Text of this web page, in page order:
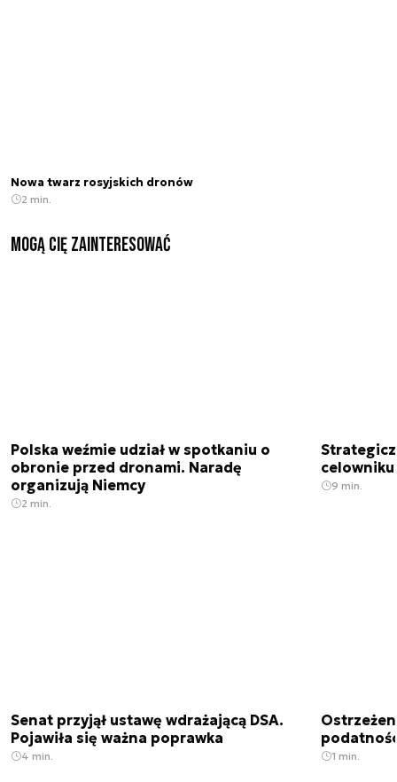
Nowa twarz rosyjskich dronów
2 min.
Mogą Cię zainteresować
Polska weźmie udział w spotkaniu o
obronie przed dronami. Naradę
organizują Niemcy
2 min.
9 min.
Senat przyjął ustawę wdrażającą DSA.
Pojawiła się ważna poprawka
4 min. 1 min.